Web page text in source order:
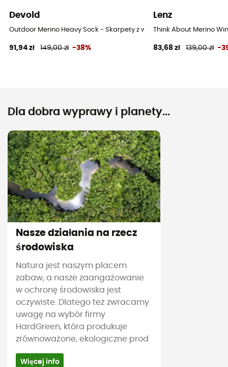
Devold
Outdoor Merino Heavy Sock - Skarpety z wełny Merino®
91,94 zł 149,00 zł -38%
Lenz
Think About Merino
83,68 zł 139,00 zł -
Dla dobra wyprawy i planety...
Nasze działania na rzecz
środowiska
Natura jest naszym placem
zabaw, a nasze zaangażowanie
w ochronę środowiska jest
oczywiste. Dlatego też zwracamy
uwagę na wybór firmy
HardGreen, która produkuje
zrównoważone, ekologiczne prod
Więcej info